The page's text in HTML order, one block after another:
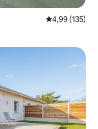
Gemiddelde
4,99 (135)